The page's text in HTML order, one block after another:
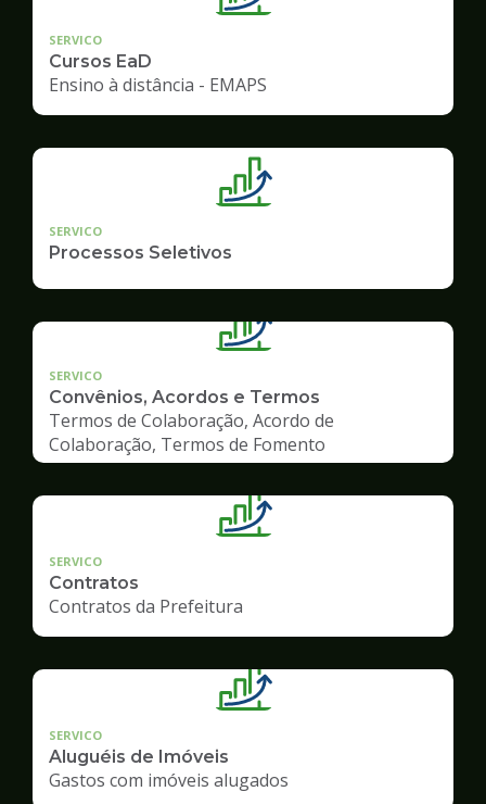
SERVICO
Cursos EaD
Ensino à distância - EMAPS
SERVICO
Processos Seletivos
SERVICO
Convênios, Acordos e Termos
Termos de Colaboração, Acordo de
Colaboração, Termos de Fomento
SERVICO
Contratos
Contratos da Prefeitura
SERVICO
Aluguéis de Imóveis
Gastos com imóveis alugados